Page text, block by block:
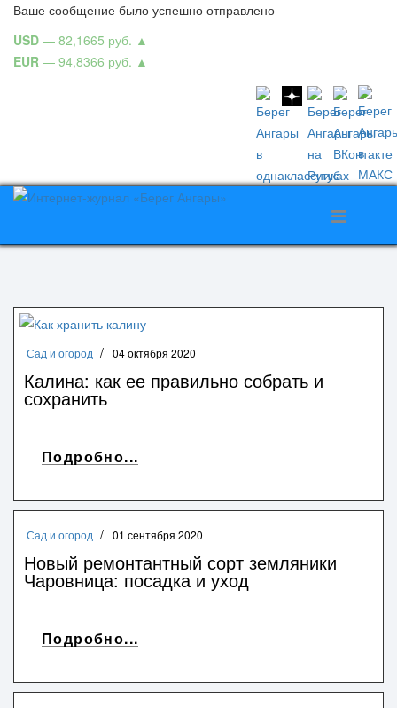
Ваше сообщение было успешно отправлено
USD — 82,1665 руб. ▲
EUR — 94,8366 руб. ▲
Сад и огород 04 октября 2020
Калина: как ее правильно собрать и
сохранить
Подробно...
Сад и огород 01 сентября 2020
Новый ремонтантный сорт земляники
Чаровница: посадка и уход
Подробно...